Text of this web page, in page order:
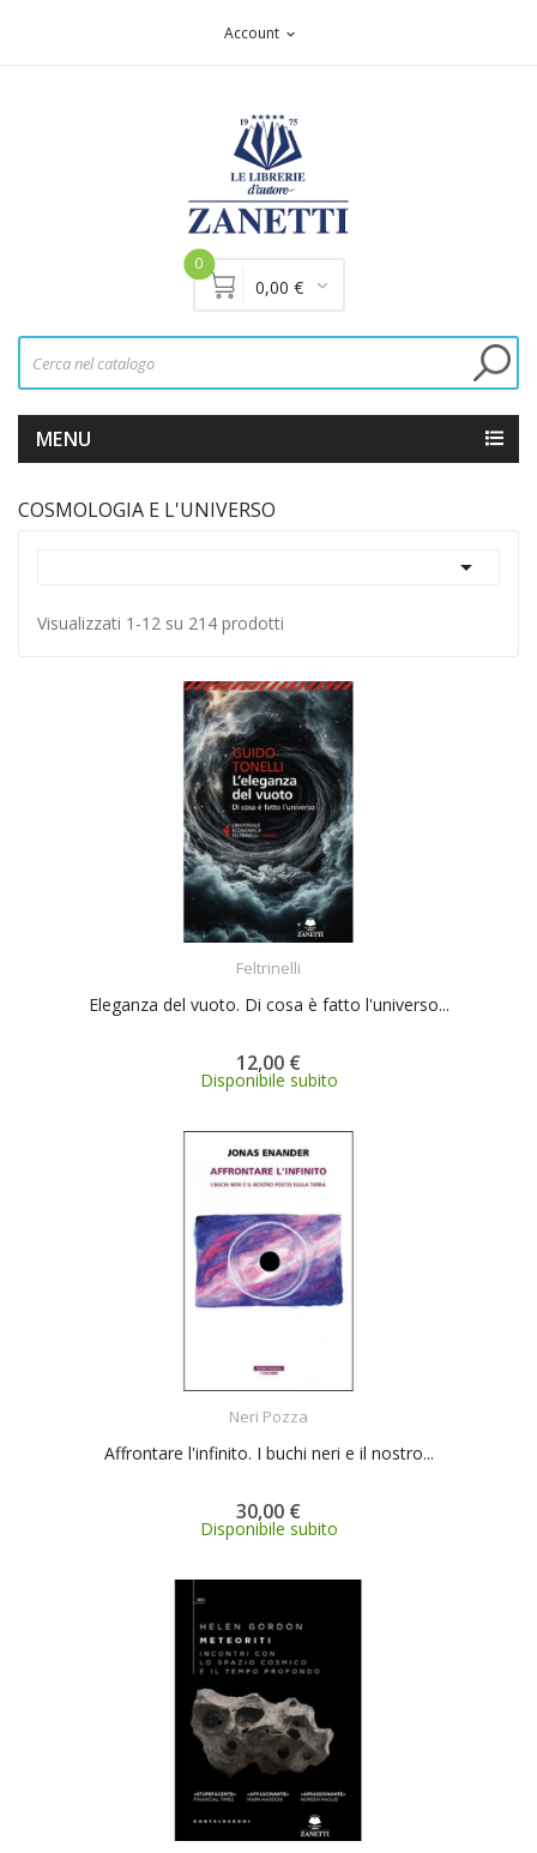
Account expand_more
0
0,00 €
MENU
COSMOLOGIA E L'UNIVERSO

Visualizzati 1-12 su 214 prodotti
Feltrinelli
Eleganza del vuoto. Di cosa è fatto l'universo...
12,00 €
Disponibile subito
Neri Pozza
Affrontare l'infinito. I buchi neri e il nostro...
30,00 €
Disponibile subito